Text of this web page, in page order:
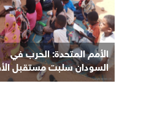
الأمم المتحدة: الحرب في
السودان سلبت مستقبل
و8 ملايين منهم خارج المدارس
السودانية